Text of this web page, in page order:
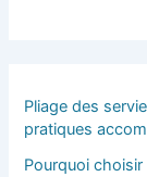
Pliage des
pratiques
Pourquoi